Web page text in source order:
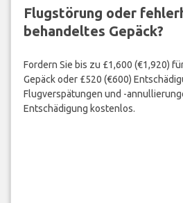
Flugstörung oder
behandeltes Gepäck?
Fordern Sie bis zu £1,600 (€1,920)
Gepäck oder £520 (€600)
Flugverspätungen und -
Entschädigung kostenlos.